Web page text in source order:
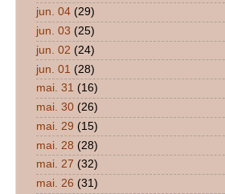
jun. 04 (29)
jun. 03 (25)
jun. 02 (24)
jun. 01 (28)
mai. 31 (16)
mai. 30 (26)
mai. 29 (15)
mai. 28 (28)
mai. 27 (32)
mai. 26 (31)